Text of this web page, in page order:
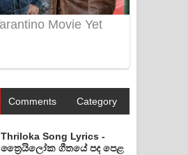
Comments Category
Thriloka Song Lyrics -
ත්‍රෛයිලෝක ගීතයේ පද පෙළ